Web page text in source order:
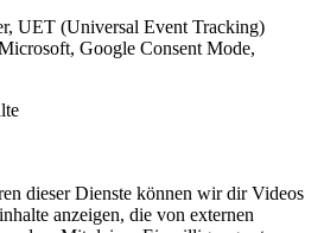
UET (Universal Event Tracking)
Google Consent Mode,
dieser Dienste können wir dir Videos
anzeigen, die von externen